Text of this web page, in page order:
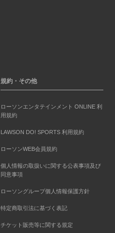
規約・その他
ローソンエンタテインメント ONLINE 利
用規約
LAWSON DO! SPORTS 利用規約
ローソンWEB会員規約
個人情報の取扱いに関する公表事項及び
同意事項
ローソングループ個人情報保護方針
特定商取引法に基づく表記
チケット販売等に関する規定